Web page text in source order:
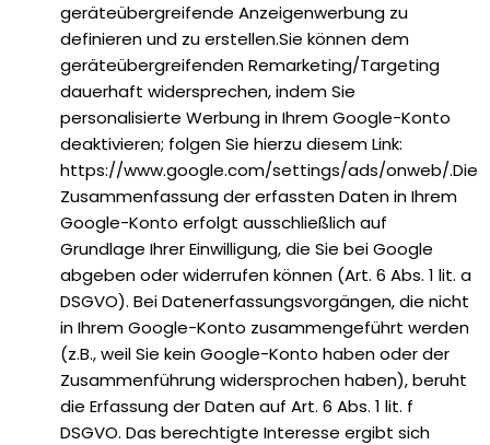
geräteübergreifende Anzeigenwerbung zu
definieren und zu erstellen.Sie können dem
geräteübergreifenden Remarketing/Targeting
dauerhaft widersprechen, indem Sie
personalisierte Werbung in Ihrem Google-Konto
deaktivieren; folgen Sie hierzu diesem Link:
https://www.google.com/settings/ads/onweb/.Die
Zusammenfassung der erfassten Daten in Ihrem
Google-Konto erfolgt ausschließlich auf
Grundlage Ihrer Einwilligung, die Sie bei Google
abgeben oder widerrufen können (Art. 6 Abs. 1 lit. a
DSGVO). Bei Datenerfassungsvorgängen, die nicht
in Ihrem Google-Konto zusammengeführt werden
(z.B., weil Sie kein Google-Konto haben oder der
Zusammenführung widersprochen haben), beruht
die Erfassung der Daten auf Art. 6 Abs. 1 lit. f
DSGVO. Das berechtigte Interesse ergibt sich